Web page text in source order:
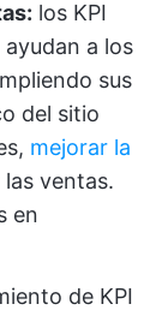
los KPI
a los
sus
del sitio
mejorar la
ventas.
en
de KPI